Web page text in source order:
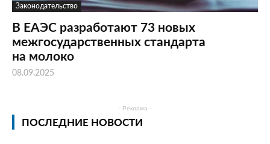
Законодательство
В ЕАЭС разработают 73 новых
межгосударственных стандарта
на молоко
08.09.2025
- Реклама -
ПОСЛЕДНИЕ НОВОСТИ